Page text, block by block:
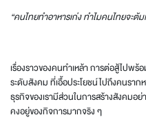
“คนไทยทำอาหารเก่ง ทำไมคนไทยจะต้ม
เรื่องราวของคนทำเหล้า การต่อสู้ไปพ
ระดับสังคม ที่เอื้อประโยชน์ไปถึงคนรา
ธุรกิจของเรามีส่วนในการสร้างสังคม
คงอยู่ของกิจการมากจริง ๆ